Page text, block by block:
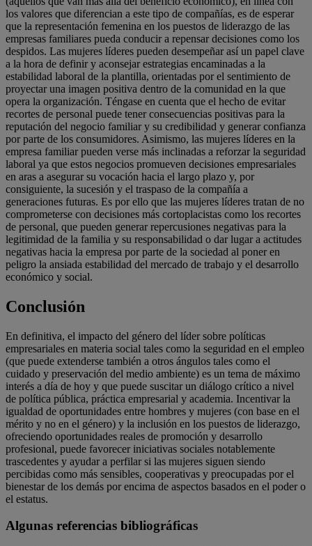
los valores que diferencian a este tipo de compañías, es de esperar
que la representación femenina en los puestos de liderazgo de las
empresas familiares pueda conducir a repensar decisiones como los
despidos. Las mujeres líderes pueden desempeñar así un papel clave
a la hora de definir y aconsejar estrategias encaminadas a la
estabilidad laboral de la plantilla, orientadas por el sentimiento de
proyectar una imagen positiva dentro de la comunidad en la que
opera la organización. Téngase en cuenta que el hecho de evitar
recortes de personal puede tener consecuencias positivas para la
reputación del negocio familiar y su credibilidad y generar confianza
por parte de los consumidores. Asimismo, las mujeres líderes en la
empresa familiar pueden verse más inclinadas a reforzar la seguridad
laboral ya que estos negocios promueven decisiones empresariales
en aras a asegurar su vocación hacia el largo plazo y, por
consiguiente, la sucesión y el traspaso de la compañía a
generaciones futuras. Es por ello que las mujeres líderes tratan de no
comprometerse con decisiones más cortoplacistas como los recortes
de personal, que pueden generar repercusiones negativas para la
legitimidad de la familia y su responsabilidad o dar lugar a actitudes
negativas hacia la empresa por parte de la sociedad al poner en
peligro la ansiada estabilidad del mercado de trabajo y el desarrollo
económico y social.
Conclusión
En definitiva, el impacto del género del líder sobre políticas
empresariales en materia social tales como la seguridad en el empleo
(que puede extenderse también a otros ángulos tales como el
cuidado y preservación del medio ambiente) es un tema de máximo
interés a día de hoy y que puede suscitar un diálogo crítico a nivel
de política pública, práctica empresarial y academia. Incentivar la
igualdad de oportunidades entre hombres y mujeres (con base en el
mérito y no en el género) y la inclusión en los puestos de liderazgo,
ofreciendo oportunidades reales de promoción y desarrollo
profesional, puede favorecer iniciativas sociales notablemente
trascedentes y ayudar a perfilar si las mujeres siguen siendo
percibidas como más sensibles, cooperativas y preocupadas por el
bienestar de los demás por encima de aspectos basados en el poder o
el estatus.
Algunas referencias bibliográficas